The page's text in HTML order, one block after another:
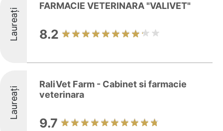
Laureați
FARMACIE VETERINARA "VALIVET"
8.2
Laureați
RaliVet Farm - Cabinet si farmacie
veterinara
9.7